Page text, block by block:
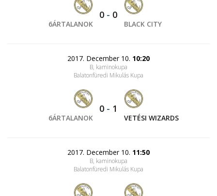
6ÁRTALANOK
0 - 0
BLACK CITY
2017. December 10. 10:20
B, kaminokupa
Balatonfüredi Mikulás Kupa
6ÁRTALANOK
0 - 1
VETÉSI WIZARDS
2017. December 10. 11:50
B, kaminokupa
Balatonfüredi Mikulás Kupa